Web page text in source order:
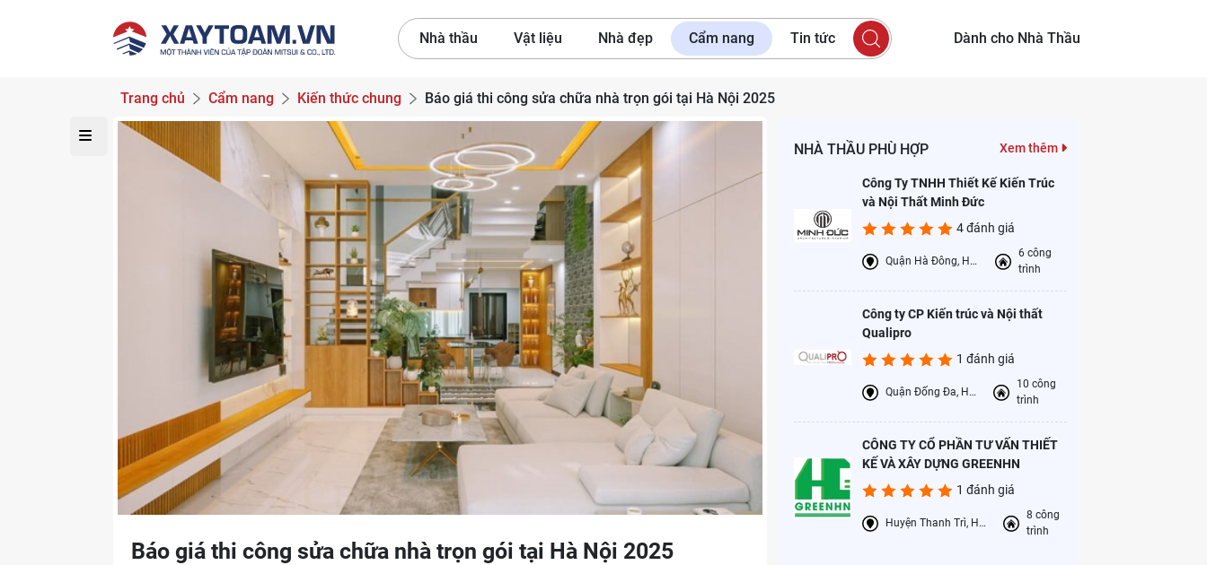
Nhà thầu Vật liệu Nhà đẹp Cẩm nang Tin tức Dành cho Nhà Thầu
Trang chủ Cẩm nang Kiến thức chung Báo giá thi công sửa chữa nhà trọn gói tại Hà Nội 2025
Báo giá thi công sửa chữa nhà trọn gói tại Hà Nội 2025
NHÀ THẦU PHÙ HỢP Xem thêm
Công Ty TNHH Thiết Kế Kiến Trúc
và Nội Thất Minh Đức
4 đánh giá
Quận Hà Đông, Hà Nội
6 công
trình
Công ty CP Kiến trúc và Nội thất
Qualipro
1 đánh giá
Quận Đống Đa, Hà Nội
10 công
trình
CÔNG TY CỔ PHẦN TƯ VẤN THIẾT
KẾ VÀ XÂY DỰNG GREENHN
1 đánh giá
Huyện Thanh Trì, Hà Nội
8 công
trình